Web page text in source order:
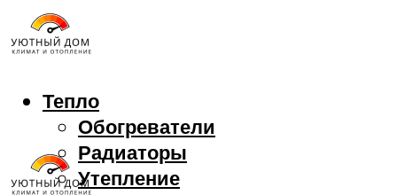
Тепло
Обогреватели
Радиаторы
Утепление